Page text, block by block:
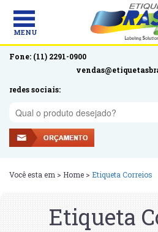
MENU
Fone: (11) 2291-0900
redes sociais:
Você esta em > Home > Etiqueta Correios
Etiqueta